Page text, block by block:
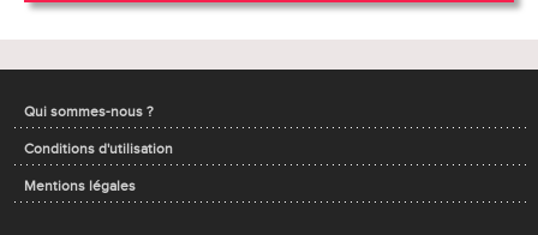
Qui sommes-nous ?
Conditions d'utilisation
Mentions légales